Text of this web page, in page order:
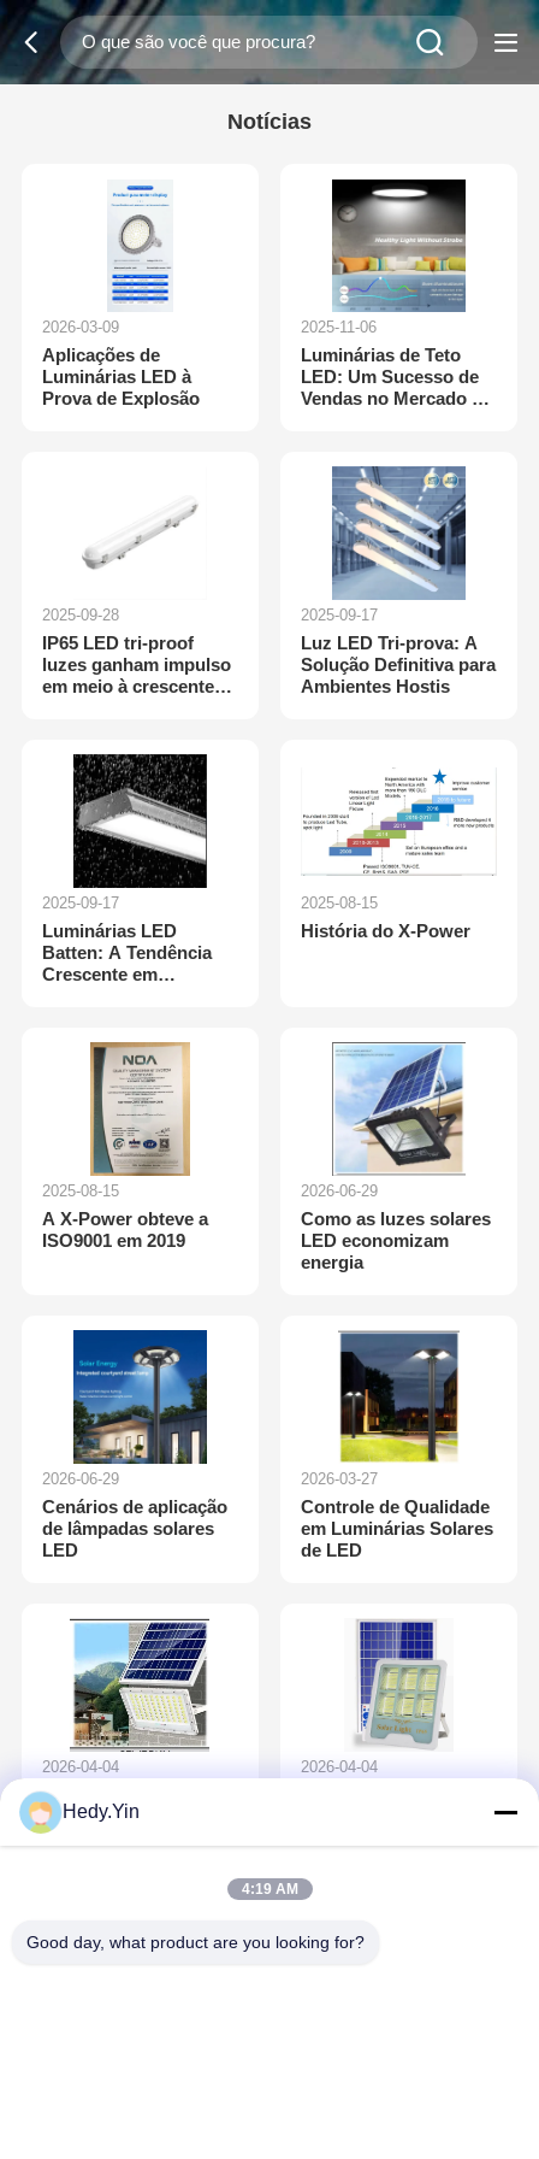
Notícias
2026-03-09
Aplicações de
Luminárias LED à
Prova de Explosão
2025-11-06
Luminárias de Teto
LED: Um Sucesso de
Vendas no Mercado de
2025-09-28
IP65 LED tri-proof
luzes ganham impulso
em meio à crescente
de alta eficiência
2025-09-17
Luz LED Tri-prova: A
Solução Definitiva para
Ambientes Hostis
2025-09-17
Luminárias LED
Batten: A Tendência
Crescente em
Eficiência Energética
2025-08-15
História do X-Power
2025-08-15
A X-Power obteve a
ISO9001 em 2019
2026-06-29
Como as luzes solares
LED economizam
energia
2026-06-29
Cenários de aplicação
de lâmpadas solares
LED
2026-03-27
Controle de Qualidade
em Luminárias Solares
de LED
2026-04-04
Aplicações das luzes
de inundação LED
solares
2026-04-04
Hedy.Yin
4:19 AM
Good day, what product are you looking for?